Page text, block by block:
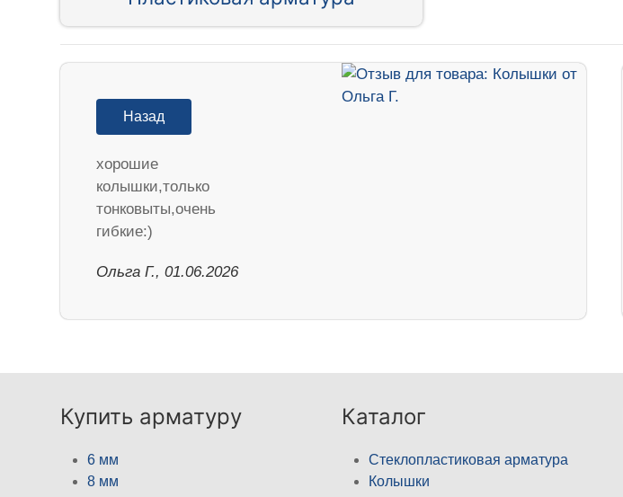
Назад
хорошие
колышки,только
тонковыты,очень
гибкие:)
Ольга Г., 01.06.2026
Купить арматуру
6 мм
8 мм
Каталог
Стеклопластиковая арматура
Колышки